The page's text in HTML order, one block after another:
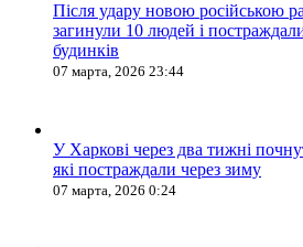
Після удару новою російською
загинули 10 людей і
будинків
07 марта, 2026 23:44
У Харкові через два тижні
які постраждали через зиму
07 марта, 2026 0:24